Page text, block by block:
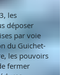
les
déposer
par voie
du Guichet-
les pouvoirs
fermer